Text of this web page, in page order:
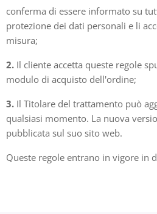
conferma di essere informato su
protezione dei dati personali e li
misura;
2. Il cliente accetta queste regole
modulo di acquisto dell'ordine;
3. Il Titolare del trattamento può
qualsiasi momento. La nuova
pubblicata sul suo sito web.
Queste regole entrano in vigore in